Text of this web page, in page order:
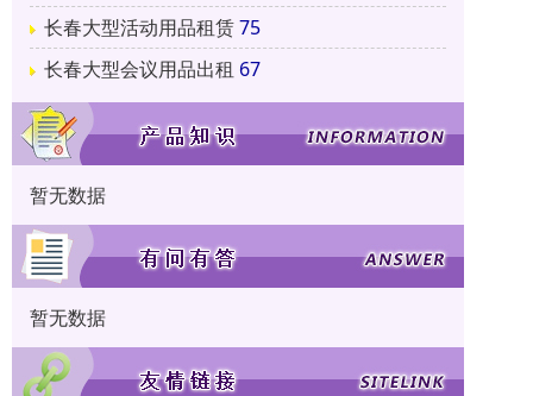
长春大型活动用品租赁75
长春大型会议用品出租 67
暂无数据
暂无数据